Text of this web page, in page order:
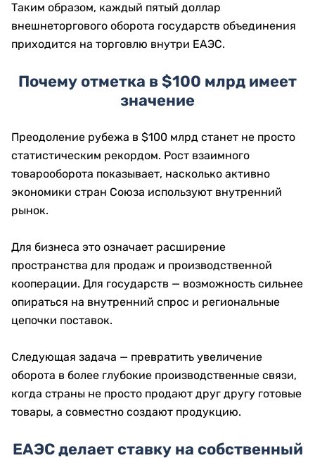
Таким образом, каждый пятый доллар
внешнеторгового оборота государств объединения
приходится на торговлю внутри ЕАЭС.
Почему отметка в $100 млрд имеет
значение
Преодоление рубежа в $100 млрд станет не просто
статистическим рекордом. Рост взаимного
товарооборота показывает, насколько активно
экономики стран Союза используют внутренний
рынок.
Для бизнеса это означает расширение
пространства для продаж и производственной
кооперации. Для государств — возможность сильнее
опираться на внутренний спрос и региональные
цепочки поставок.
Следующая задача — превратить увеличение
оборота в более глубокие производственные связи,
когда страны не просто продают друг другу готовые
товары, а совместно создают продукцию.
ЕАЭС делает ставку на собственный